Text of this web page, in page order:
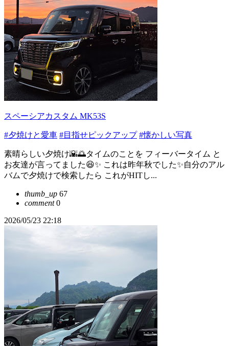
スペーシアカスタム MK53S
#夕焼けと愛車 #目指せピックアップ #懐かしい写真
素晴らしい夕焼け🌇🌅タイムのことを フィーバータイム と
お友達が言ってました😆✨ これは昨年秋でした✨自分のアル
バムで夕焼けで検索したら これがHITし...
thumb_up 67
comment0
2026/05/23 22:18